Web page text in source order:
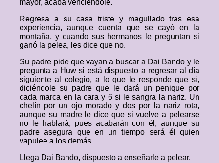
mayor, acaba venciéndole.
Regresa a su casa triste y magullado tras esa
experiencia, aunque cuenta que se cayó en la
montaña, y cuando sus hermanos le preguntan si
ganó la pelea, les dice que no.
Su padre pide que vayan a buscar a Dai Bando y le
pregunta a Huw si está dispuesto a regresar al día
siguiente al colegio, a lo que le responde que sí,
diciéndole su padre que le dará un penique por
cada marca en la cara y 6 si le sangra la nariz. Un
chelín por un ojo morado y dos por la nariz rota,
aunque su madre le dice que si vuelve a pelearse
no le hablará, pues acabarán con él, aunque su
padre asegura que en un tiempo será él quien
vapulee a los demás.
Llega Dai Bando, dispuesto a enseñarle a pelear.